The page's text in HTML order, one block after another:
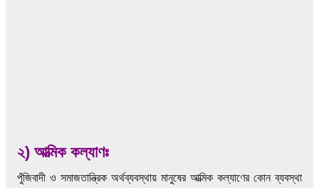
২) আত্মিক কল্যাণঃ
পুঁজিবাদী ও সমাজতান্ত্রিক অর্থব্যবস্থায় মানুষের আত্মিক কল্যাণের কোন ব্যবস্থা